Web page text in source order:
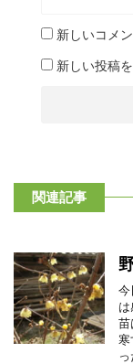
新しいコメ
新しい投稿
関連記事
今
苗
寒